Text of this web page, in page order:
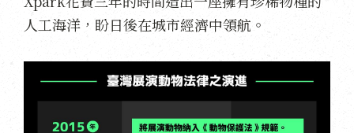
人工海洋，盼日後在城市經濟中領航。